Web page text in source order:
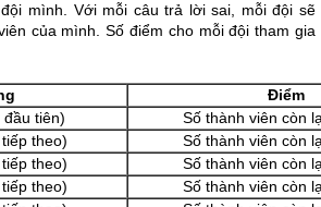
mình. Với mỗi câu trả lời sai, mỗi đội sẽ
của mình. Số điểm cho mỗi đội tham gia
Điểm
đầu tiên)
Số thành viên còn
theo)
Số thành viên còn
theo)
Số thành viên còn
theo)
Số thành viên còn